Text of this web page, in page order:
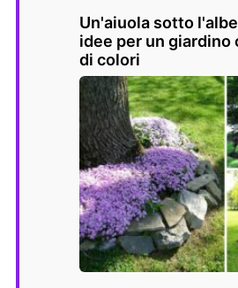
Un'aiuola sotto
idee per un giardino
di colori